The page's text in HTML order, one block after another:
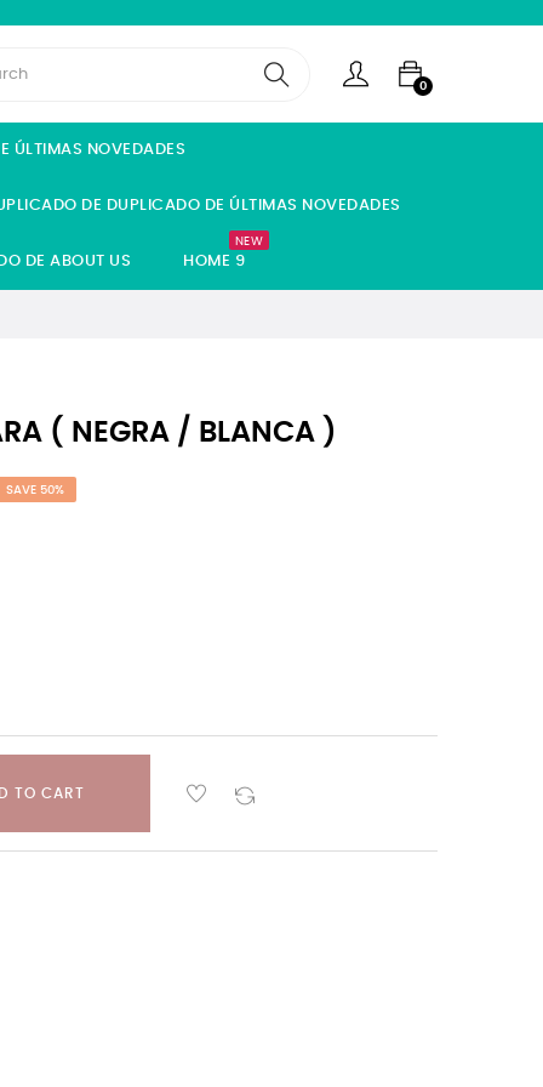
0
ÚLTIMAS NOVEDADES
DE DUPLICADO DE ÚLTIMAS NOVEDADES
DE ABOUT US HOME 9
NEW
( NEGRA / BLANCA )
SAVE 50%
TO CART